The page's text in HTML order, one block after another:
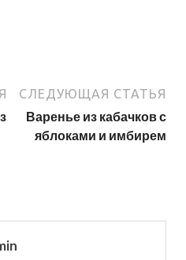
СЛЕДУЮЩАЯ СТАТЬЯ
Варенье из кабачков с
яблоками и имбирем